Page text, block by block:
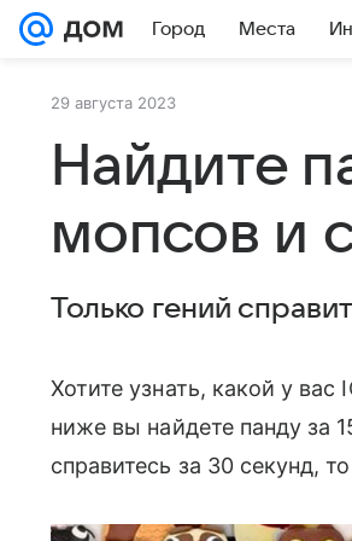
Город Места
29 августа 2023
Найдите
мопсов и
Только гений
Хотите узнать, какой у
ниже вы найдете панду за
справитесь за 30 секунд,